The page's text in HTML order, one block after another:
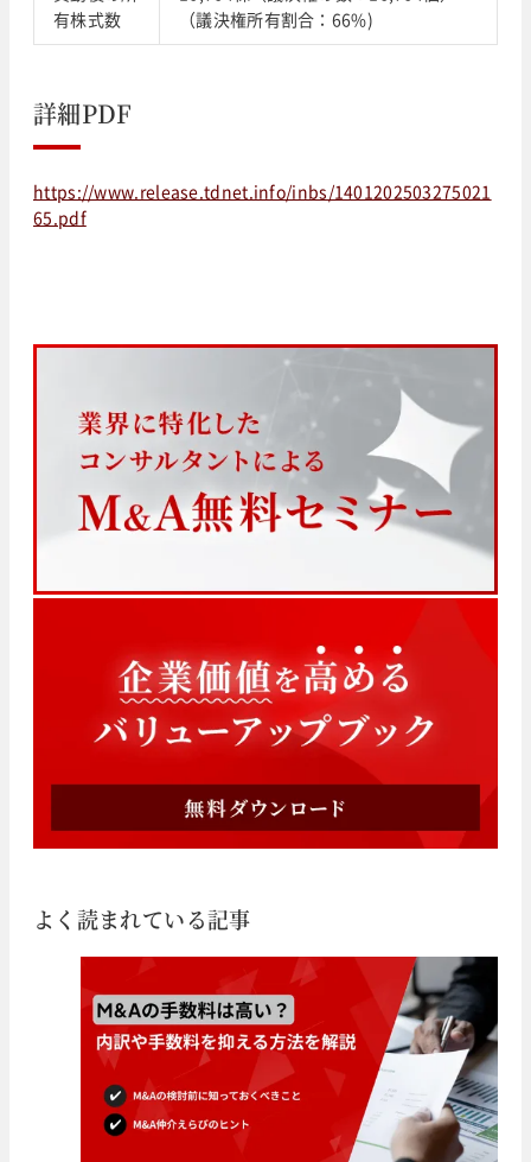
有株式数
（議決権所有割合：66%)
詳細PDF
https://www.release.tdnet.info/inbs/1401202503275021
65.pdf
よく読まれている記事